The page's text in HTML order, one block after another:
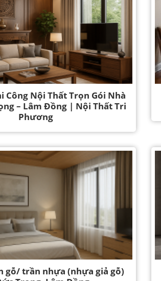
Công Nội Thất Trọn Gói Nhà
– Lâm Đồng | Nội Thất Tri
Phương
gỗ/ trần nhựa (nhựa giả gỗ)